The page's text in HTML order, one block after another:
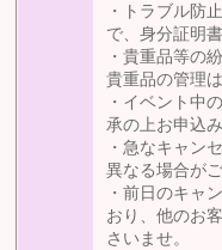
・トラブル防
で、身分証明
・貴重品等の
貴重品の管理
・イベント中
承の上お申込み
・急なキャン
異なる場合が
・前日のキャ
おり、他のお
さいませ。